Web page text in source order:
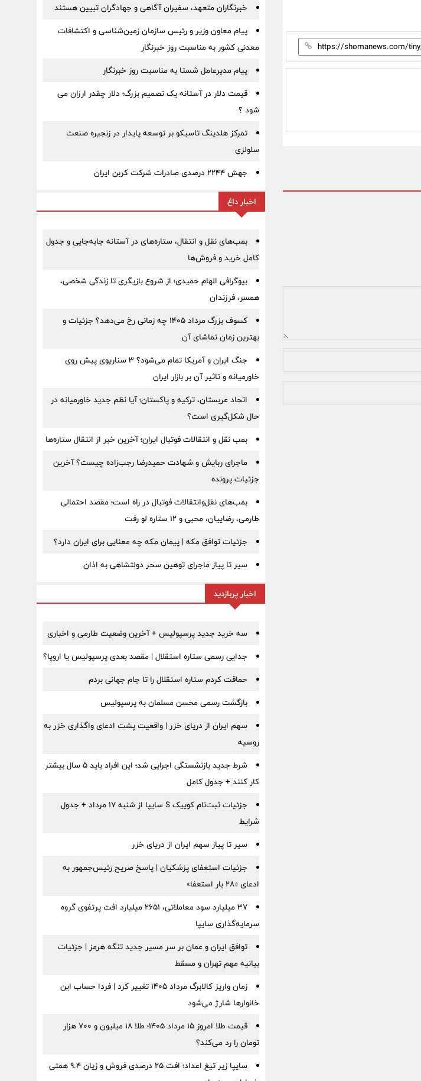
خبرنگاران متعهد، سفیران آگاهی و جهادگران تبیین هستند
پیام معاون وزیر و رئیس سازمان زمین‌شناسی و اکتشافات
معدنی کشور به مناسبت روز خبرنگار
پیام مدیرعامل شستا به مناسبت روز خبرنگار
قیمت دلار در آستانه یک تصمیم بزرگ؛ دلار چقدر ارزان می
شود ؟
تمرکز هلدینگ تاسیکو بر توسعه پایدار در زنجیره صنعت
سلولزی
جهش ۲۲۴۴ درصدی صادرات شرکت کربن ایران
اخبار داغ
بمب‌های نقل و انتقال، ستاره‌های در آستانه جابه‌جایی و جدول
کامل خرید و فروش‌ها
بیوگرافی الهام حمیدی؛ از شروع بازیگری تا زندگی شخصی،
همسر، فرزندان
کسوف بزرگ مرداد ۱۴۰۵ چه زمانی رخ می‌دهد؟ جزئیات و
بهترین زمان تماشای آن
جنگ ایران و آمریکا تمام می‌شود؟ ۳ سناریوی پیش روی
خاورمیانه و تاثیر آن بر بازار ایران
اتحاد عربستان، ترکیه و پاکستان؛ آیا نظم جدید خاورمیانه در
حال شکل‌گیری است؟
بمب نقل‌ و انتقالات فوتبال ایران؛ آخرین خبر از انتقال ستاره‌ها
ماجرای ربایش و شهادت حمیدرضا رجب‌زاده چیست؟ آخرین
جزئیات پرونده
بمب‌های نقل‌وانتقالات فوتبال در راه است؛ مقصد احتمالی
طارمی، رضاییان، محبی و ۱۲ ستاره لو رفت
جزئیات توافق مکه | پیمان مکه چه معنایی برای ایران دارد؟
سیر تا پیاز ماجرای توهین سحر دولتشاهی به اذان
اخبار پربازدید
سه خرید جدید پرسپولیس + آخرین وضعیت طارمی و اخباری
جدایی رسمی ستاره استقلال | مقصد بعدی پرسپولیس یا اروپا؟
حماقت کردم ستاره استقلال را تا جام جهانی بردم
بازگشت رسمی محسن مسلمان به پرسپولیس
سهم ایران از دریای خزر | واقعیت پشت ادعای واگذاری خزر به
روسیه
شرط جدید بازنشستگی اجرایی شد؛ این افراد باید ۵ سال بیشتر
کار کنند + جدول کامل
جزئیات ثبت‌نام کوییک S سایپا از شنبه ۱۷ مرداد + جدول
شرایط
سیر تا پیاز سهم ایران از دریای خزر
جزئیات استعفای پزشکیان | پاسخ صریح رئیس‌جمهور به
ادعای «۲۸ بار استعفا»
۳۷ میلیارد سود معاملاتی، ۲۶۵۱ میلیارد افت پرتفوی گروه
سرمایه‌گذاری سایپا
توافق ایران و عمان بر سر مسیر جدید تنگه هرمز | جزئیات
بیانیه مهم تهران و مسقط
زمان واریز کالابرگ مرداد ۱۴۰۵ تغییر کرد | فردا حساب این
خانوارها شارژ می‌شود
قیمت طلا امروز ۱۵ مرداد ۱۴۰۵؛ طلا ۱۸ میلیون و ۷۰۰ هزار
تومان را رد می‌کند؟
سایپا زیر تیغ اعداد؛ افت ۲۵ درصدی فروش و زیان ۹.۴ همتی